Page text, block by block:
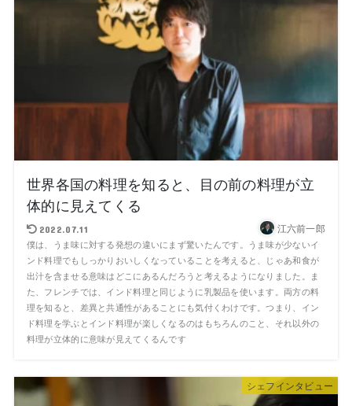
世界各国の料理を知ると、目の前の料理が立
体的に見えてくる
2022.07.11 江六前一郎
僕は、うま味に対する発想の違いにまず驚いたんです。うま味が少ないイ
ンド料理でもしっかりおいしくなっていることを考えると、じゃあ和食が
出汁を含ませる意味はどこにあるんだろうと考えるようになりました。ま
た、フレンチでは、インド料理と同じように乳製品を使います。両方の料
理を知ると、差異と共通性があることにも気付くわけです。つまり、イン
ド料理を学ぶとインド料理が楽しくなるのはもちろんのこと、それ以外の
料理が立体的に意味が見えてくるんです
シェフインタビュー